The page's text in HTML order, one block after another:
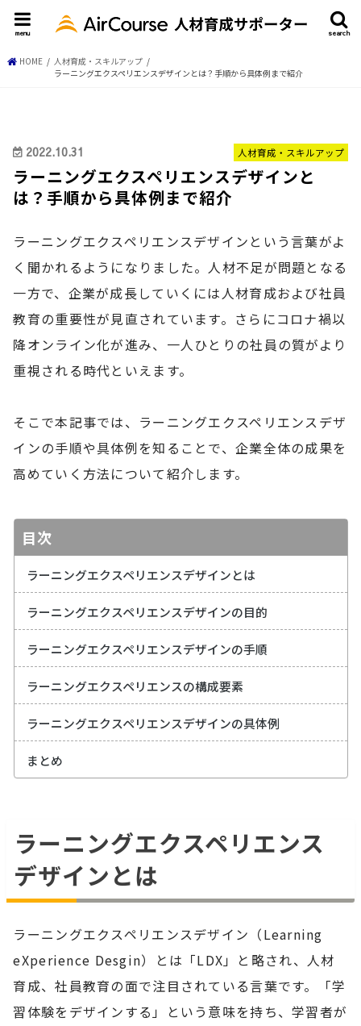
search
menu
HOME
人材育成・スキルアップ
ラーニングエクスペリエンスデザインとは？手順から具体例まで紹介
人材育成・スキルアップ
2022.10.31
ラーニングエクスペリエンスデザインと
は？手順から具体例まで紹介
ラーニングエクスペリエンスデザインという言葉がよ
く聞かれるようになりました。人材不足が問題となる
一方で、企業が成長していくには人材育成および社員
教育の重要性が見直されています。さらにコロナ禍以
降オンライン化が進み、一人ひとりの社員の質がより
重視される時代といえます。
そこで本記事では、ラーニングエクスペリエンスデザ
インの手順や具体例を知ることで、企業全体の成果を
高めていく方法について紹介します。
目次
ラーニングエクスペリエンスデザインとは
ラーニングエクスペリエンスデザインの目的
ラーニングエクスペリエンスデザインの手順
ラーニングエクスペリエンスの構成要素
ラーニングエクスペリエンスデザインの具体例
まとめ
ラーニングエクスペリエンス
デザインとは
ラーニングエクスペリエンスデザイン（Learning
eXperience Desgin）とは「LDX」と略され、人材
育成、社員教育の面で注目されている言葉です。「学
習体験をデザインする」という意味を持ち、学習者が